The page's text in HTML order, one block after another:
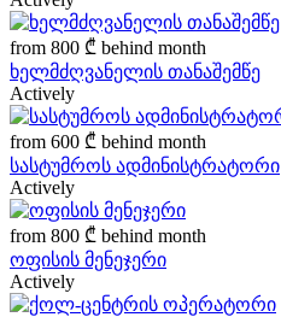
from 800 ₾ behind month
ხელმძღვანელის თანაშემწე
Actively
from 600 ₾ behind month
სასტუმროს ადმინისტრატორი
Actively
from 800 ₾ behind month
ოფისის მენეჯერი
Actively